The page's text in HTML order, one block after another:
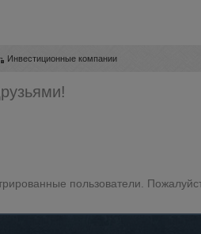
Инвестиционные компании
пользователи.